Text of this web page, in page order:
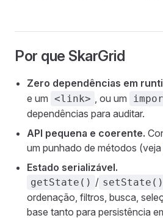
Por que SkarGrid
Zero dependências em
e um <link> , ou um
dependências para auditar.
API pequena e coerente.
um punhado de métodos (veja
Estado serializável.
getState() / setState()
ordenação, filtros, busca,
base tanto para persistência